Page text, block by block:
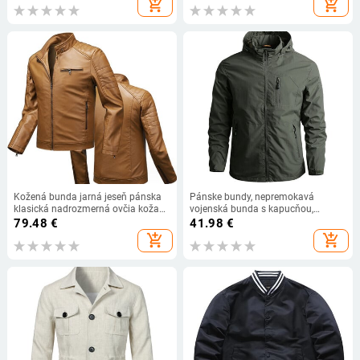
add_shopping_cart
vrchná bielizeň, oblečenie 4XL
add_shopping_cart
Kožená bunda jarná jeseň pánska
klasická nadrozmerná ovčia koža
topy voľná bunda z umelej kože
plus zamatové vrchné oblečenie z
hrubej kože
79.48 €
add_shopping_cart
Pánske bundy, nepremokavá
vojenská bunda s kapucňou,
vetrovka, outdoorová kempingová
športová elastická bunda, pánske
oblečenie, tenký kabát
41.98 €
add_shopping_cart